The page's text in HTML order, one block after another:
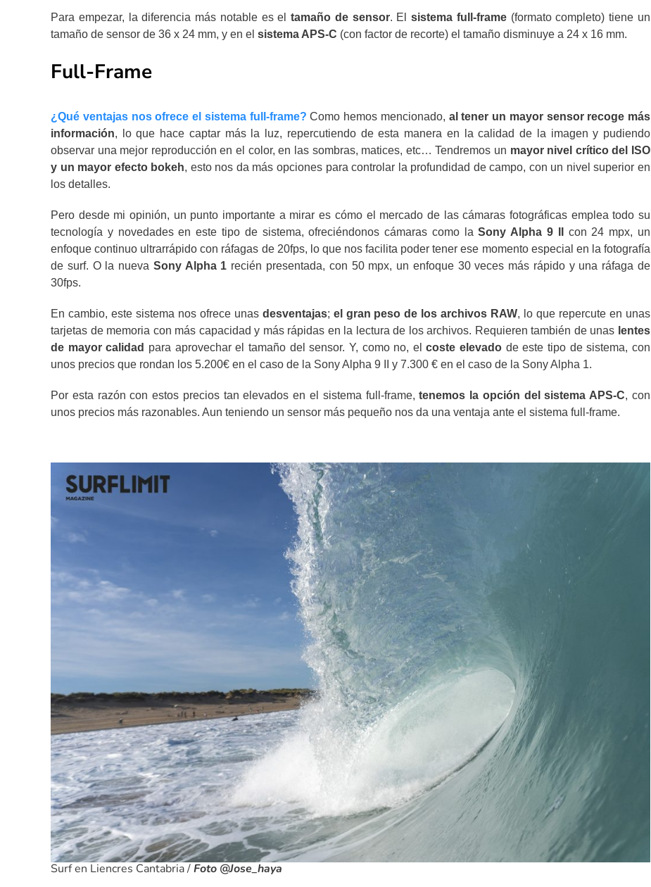
Para empezar, la diferencia más notable es eltamaño de sensor. Elsistema full-frame(formato completo) tiene un
tamaño de sensor de 36 x 24 mm, y en el sistema APS-C (con factor de recorte) el tamaño disminuye a 24 x 16 mm.
Full-Frame
¿Qué ventajas nos ofrece el sistema full-frame? Como hemos mencionado, al tener un mayor sensor recoge más
información, lo que hace captar más la luz, repercutiendo de esta manera en la calidad de la imagen y pudiendo
observar una mejor reproducción en el color, en las sombras, matices, etc… Tendremos un mayor nivel crítico del ISO
y un mayor efecto bokeh, esto nos da más opciones para controlar la profundidad de campo, con un nivel superior en
los detalles.
Pero desde mi opinión, un punto importante a mirar es cómo el mercado de las cámaras fotográficas emplea todo su
tecnología y novedades en este tipo de sistema, ofreciéndonos cámaras como laSony Alpha 9
con 24 mpx, un
enfoque continuo ultrarrápido con ráfagas de 20fps, lo que nos facilita poder tener ese momento especial en la fotografía
de surf. O la nueva Sony Alpha 1 recién presentada, con 50 mpx, un enfoque 30 veces más rápido y una ráfaga de
30fps.
En cambio, este sistema nos ofrece unas desventajas; el gran peso de los archivos RAW, lo que repercute en unas
tarjetas de memoria con más capacidad y más rápidas en la lectura de los archivos. Requieren también de unas lentes
de mayor calidad para aprovechar el tamaño del sensor. Y, como no, elcoste elevado de este tipo de sistema, con
unos precios que rondan los 5.200€ en el caso de la Sony Alpha 9 II y 7.300 € en el caso de la Sony Alpha 1.
Por esta razón con estos precios tan elevados en el sistema full-frame,tenemos la opción del sistema APS-C, con
unos precios más razonables. Aun teniendo un sensor más pequeño nos da una ventaja ante el sistema full-frame.
Surf en Liencres Cantabria /Foto @Jose_haya